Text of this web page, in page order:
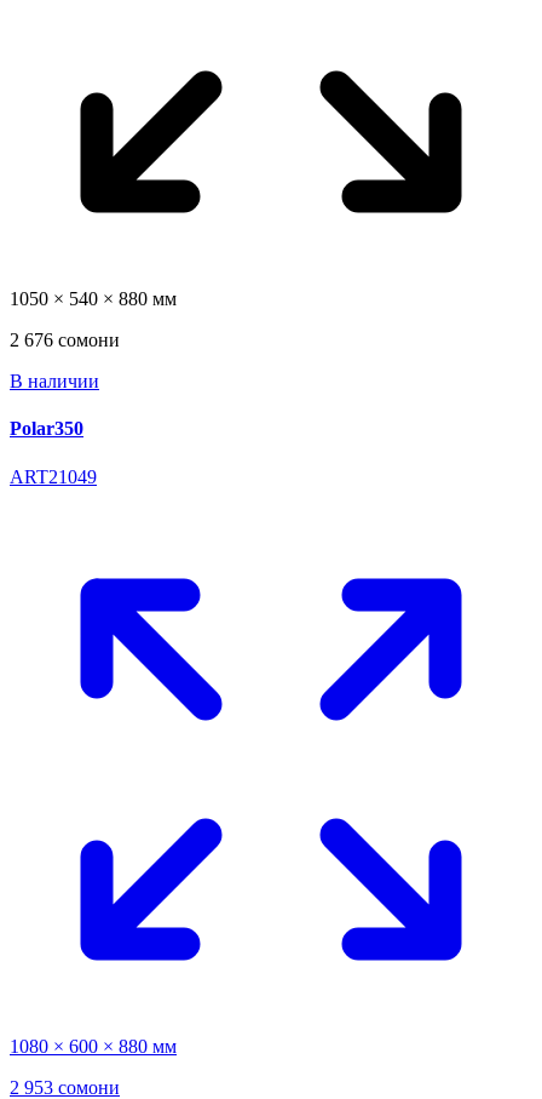
1050 × 540 × 880 мм
2 676 сомони
В наличии
Polar350
ART21049
1080 × 600 × 880 мм
2 953 сомони